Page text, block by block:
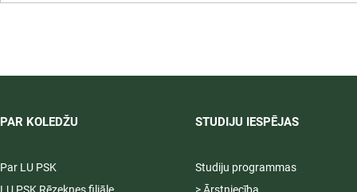
12.09.2026.
PAR KOLEDŽU
Par LU PSK
STUDIJU IESPĒJAS
Studiju programmas